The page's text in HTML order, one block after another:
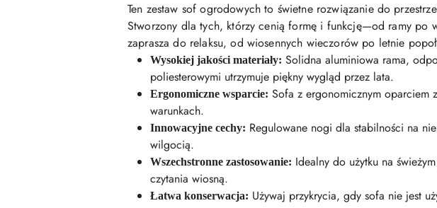
Ten zestaw sof ogrodowych to świetne rozwiązanie do
Stworzony dla tych, którzy cenią formę i funkcję—od ramy po
zaprasza do relaksu, od wiosennych wieczorów po letnie
Wysokiej jakości materiały: Solidna aluminiowa rama,
poliesterowymi utrzymuje piękny wygląd przez lata.
Ergonomiczne wsparcie: Sofa z ergonomicznym oparciem
warunkach.
Innowacyjne cechy: Regulowane nogi dla stabilności na
wilgocią.
Wszechstronne zastosowanie: Idealny do użytku na
czytania wiosną.
Łatwa konserwacja: Używaj przykrycia, gdy sofa nie jest